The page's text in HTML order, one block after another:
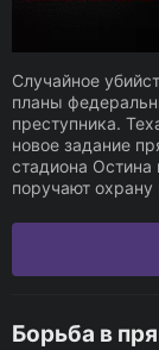
Случайное
планы
преступника.
новое задание
стадиона
поручают охрану
Борьба в